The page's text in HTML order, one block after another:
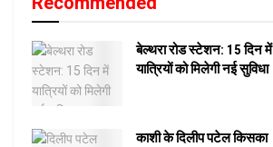
बेल्थरा रोड स्टेशन: 15 दिन में
यात्रियों को मिलेगी नई सुविधा
काशी के दिलीप पटेल किसका